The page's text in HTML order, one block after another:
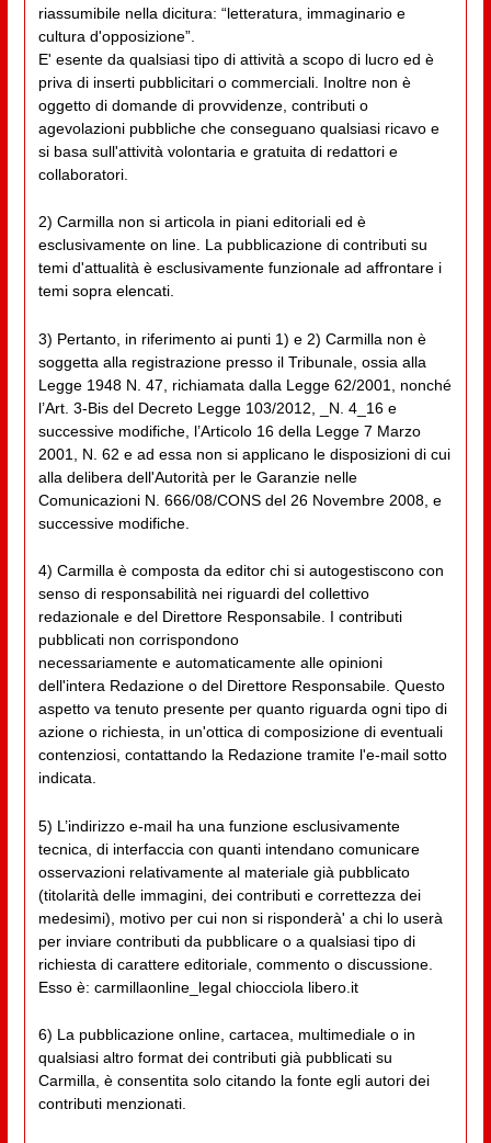
riassumibile nella dicitura: “letteratura, immaginario e
cultura d'opposizione”.
E' esente da qualsiasi tipo di attività a scopo di lucro ed è
priva di inserti pubblicitari o commerciali. Inoltre non è
oggetto di domande di provvidenze, contributi o
agevolazioni pubbliche che conseguano qualsiasi ricavo e
si basa sull'attività volontaria e gratuita di redattori e
collaboratori.
2) Carmilla non si articola in piani editoriali ed è
esclusivamente on line. La pubblicazione di contributi su
temi d'attualità è esclusivamente funzionale ad affrontare i
temi sopra elencati.
3) Pertanto, in riferimento ai punti 1) e 2) Carmilla non è
soggetta alla registrazione presso il Tribunale, ossia alla
Legge 1948 N. 47, richiamata dalla Legge 62/2001, nonché
l’Art. 3-Bis del Decreto Legge 103/2012, _N. 4_16 e
successive modifiche, l’Articolo 16 della Legge 7 Marzo
2001, N. 62 e ad essa non si applicano le disposizioni di cui
alla delibera dell'Autorità per le Garanzie nelle
Comunicazioni N. 666/08/CONS del 26 Novembre 2008, e
successive modifiche.
4) Carmilla è composta da editor chi si autogestiscono con
senso di responsabilità nei riguardi del collettivo
redazionale e del Direttore Responsabile. I contributi
pubblicati non corrispondono
necessariamente e automaticamente alle opinioni
dell'intera Redazione o del Direttore Responsabile. Questo
aspetto va tenuto presente per quanto riguarda ogni tipo di
azione o richiesta, in un'ottica di composizione di eventuali
contenziosi, contattando la Redazione tramite l'e-mail sotto
indicata.
5) L’indirizzo e-mail ha una funzione esclusivamente
tecnica, di interfaccia con quanti intendano comunicare
osservazioni relativamente al materiale già pubblicato
(titolarità delle immagini, dei contributi e correttezza dei
medesimi), motivo per cui non si risponderà' a chi lo userà
per inviare contributi da pubblicare o a qualsiasi tipo di
richiesta di carattere editoriale, commento o discussione.
Esso è: carmillaonline_legal chiocciola libero.it
6) La pubblicazione online, cartacea, multimediale o in
qualsiasi altro format dei contributi già pubblicati su
Carmilla, è consentita solo citando la fonte egli autori dei
contributi menzionati.